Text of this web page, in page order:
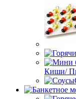
Киши/